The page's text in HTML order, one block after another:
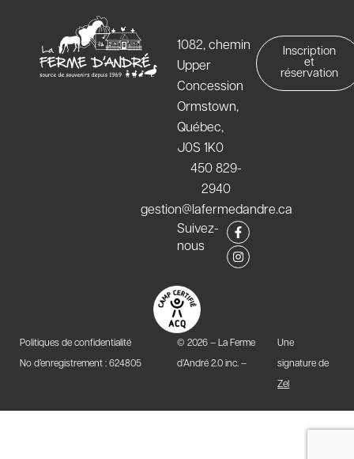
1082, chemin
Upper
Concession
Ormstown,
Québec,
J0S 1K0
450 829-
2940
gestion@lafermedandre.ca
Suivez-
nous
F
a
c
e
I
n
s
t
Inscription
et
réservation
Politiques de confidentialité
No d’enregistrement : 624805
© 2026 – La Ferme
d’André 2.0 inc. –
Une
signature de
Zel